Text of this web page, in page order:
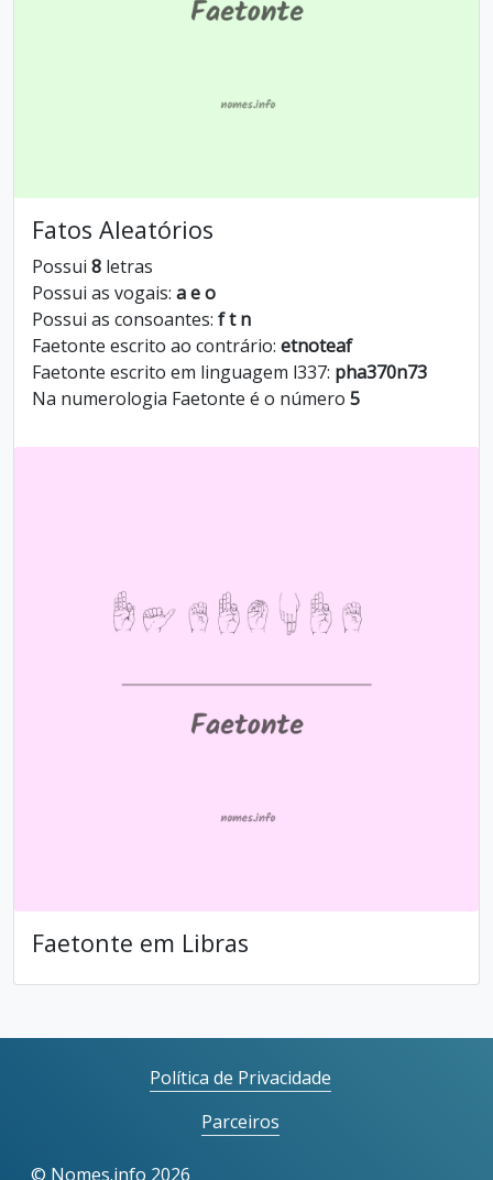
Fatos Aleatórios
Possui 8 letras
Possui as vogais: a e o
Possui as consoantes: f t n
Faetonte escrito ao contrário: etnoteaf
Faetonte escrito em linguagem l337: pha370n73
Na numerologia Faetonte é o número 5
Faetonte em Libras
Política de Privacidade
Parceiros
© Nomes.info 2026